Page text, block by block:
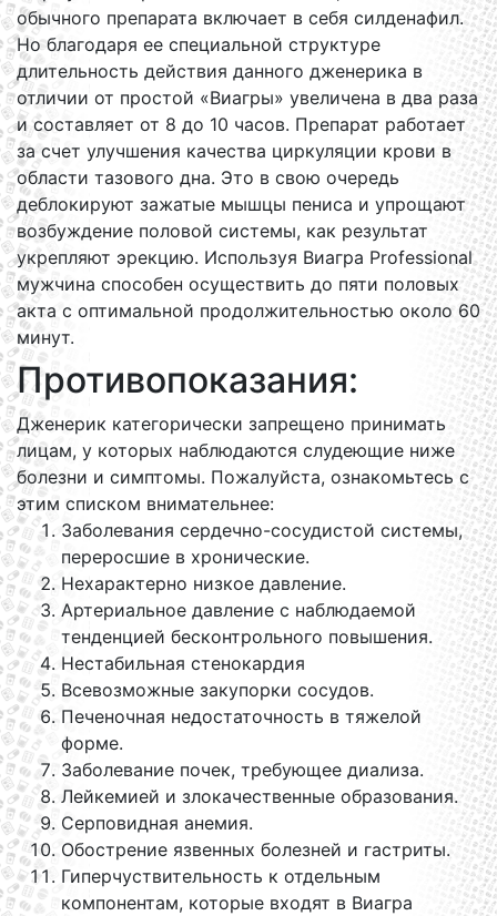
обычного препарата включает в себя силденафил.
Но благодаря ее специальной структуре
длительность действия данного дженерика в
отличии от простой «Виагры» увеличена в два раза
и составляет от 8 до 10 часов. Препарат работает
за счет улучшения качества циркуляции крови в
области тазового дна. Это в свою очередь
деблокируют зажатые мышцы пениса и упрощают
возбуждение половой системы, как результат
укрепляют эрекцию. Используя Виагра Professional
мужчина способен осуществить до пяти половых
акта с оптимальной продолжительностью около 60
минут.
Противопоказания:
Дженерик категорически запрещено принимать
лицам, у которых наблюдаются слудеющие ниже
болезни и симптомы. Пожалуйста, ознакомьтесь с
этим списком внимательнее:
Заболевания сердечно-сосудистой системы,
переросшие в хронические.
Нехарактерно низкое давление.
Артериальное давление с наблюдаемой
тенденцией бесконтрольного повышения.
Нестабильная стенокардия
Всевозможные закупорки сосудов.
Печеночная недостаточность в тяжелой
форме.
Заболевание почек, требующее диализа.
Лейкемией и злокачественные образования.
Серповидная анемия.
Обострение язвенных болезней и гастриты.
Гиперчуствительность к отдельным
компонентам, которые входят в Виагра